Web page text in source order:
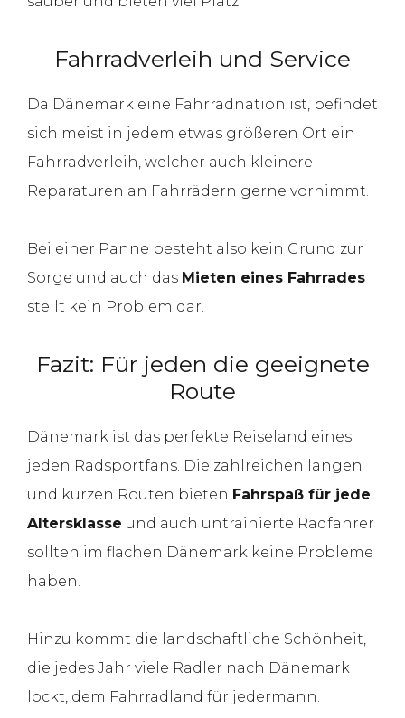
Fahrradverleih und Service
Da Dänemark eine Fahrradnation ist, befindet
sich meist in jedem etwas größeren Ort ein
Fahrradverleih, welcher auch kleinere
Reparaturen an Fahrrädern gerne vornimmt.
Bei einer Panne besteht also kein Grund zur
Sorge und auch das Mieten eines Fahrrades
stellt kein Problem dar.
Fazit: Für jeden die geeignete
Route
Dänemark ist das perfekte Reiseland eines
jeden Radsportfans. Die zahlreichen langen
und kurzen Routen bieten Fahrspaß für jede
Altersklasse und auch untrainierte Radfahrer
sollten im flachen Dänemark keine Probleme
haben.
Hinzu kommt die landschaftliche Schönheit,
die jedes Jahr viele Radler nach Dänemark
lockt, dem Fahrradland für jedermann.